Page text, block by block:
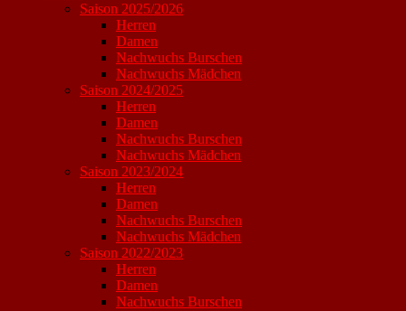
Saison 2025/2026
Herren
Damen
Nachwuchs Burschen
Nachwuchs Mädchen
Saison 2024/2025
Herren
Damen
Nachwuchs Burschen
Nachwuchs Mädchen
Saison 2023/2024
Herren
Damen
Nachwuchs Burschen
Nachwuchs Mädchen
Saison 2022/2023
Herren
Damen
Nachwuchs Burschen